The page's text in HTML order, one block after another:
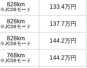
828km
※JC08モード 133.4万円
828km
※JC08モード 137.7万円
828km
※JC08モード 144.2万円
768km
※JC08モード 144.2万円